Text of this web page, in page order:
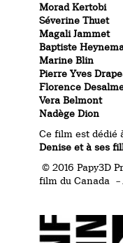
Morad Kertobi
Séverine Thuet
Magali Jammet
Baptiste
Marine Blin
Pierre Yves
Florence
Vera Belmont
Nadège Dion
Ce film est dédié
Denise et à ses
© 2016 Papy3D
film du Canada
–